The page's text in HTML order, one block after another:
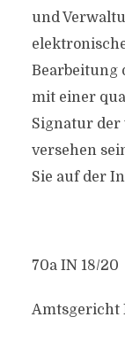
und
Bearbeitung
mit einer
Signatur der
versehen
Sie auf der
70a IN 18/20
Amtsgericht